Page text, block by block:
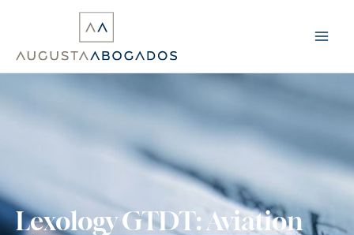
Lexology GTDT: Aviation